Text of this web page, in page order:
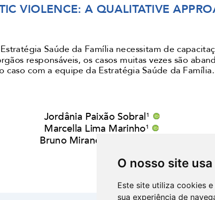
O nosso site
Este site utiliza cookies
sua experiência de